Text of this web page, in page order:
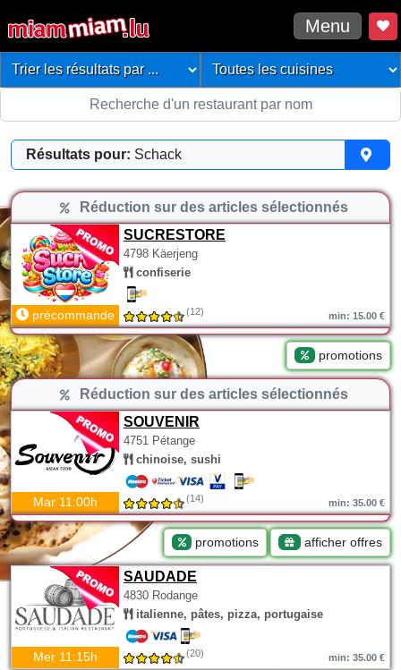
Menu
Résultats pour: Schack
Réduction sur des articles sélectionnés
SUCRESTORE
4798 Käerjeng
confiserie
précommande (12) min: 15.00 €
promotions
Réduction sur des articles sélectionnés
SOUVENIR
4751 Pétange
chinoise, sushi
Mar 11:00h (14) min: 35.00 €
promotions afficher offres
SAUDADE
4830 Rodange
italienne, pâtes, pizza, portugaise
Mer 11:15h (20) min: 35.00 €